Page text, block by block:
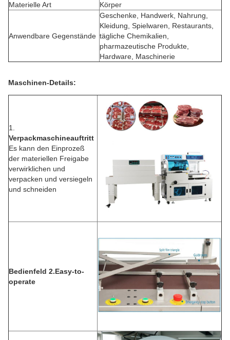
Materielle Art Körper
Anwendbare Gegenstände
Geschenke, Handwerk, Nahrung,
Kleidung, Spielwaren, Restaurants,
tägliche Chemikalien,
pharmazeutische Produkte,
Hardware, Maschinerie
Maschinen-Details:
1.
Verpackmaschineauftritt
Es kann den Einprozeß
der materiellen Freigabe
verwirklichen und
verpacken und versiegeln
und schneiden
Bedienfeld 2.Easy-to-
operate